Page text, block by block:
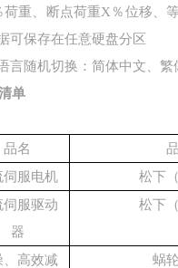
荷重、断点荷重X％位移、
可保存在任意硬盘分区
言随机切换：简体中文、繁
单
品名
伺服电机
松下
伺服驱动
器
松下
、高效减
蜗